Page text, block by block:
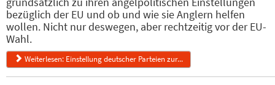
bezüglich der EU und ob und wie sie Anglern helfen
wollen. Nicht nur deswegen, aber rechtzeitig vor der EU-
Wahl.
Weiterlesen: Einstellung deutscher Parteien zur...